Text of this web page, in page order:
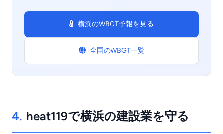
横浜のWBGT予報を見る
全国のWBGT一覧
4. heat119で横浜の建設業を守る